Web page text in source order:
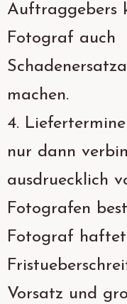
Auftraggebers
Fotograf auch
machen.
4.
nur dann
ausdruecklich
Fotografen
Fotograf
Vorsatz und